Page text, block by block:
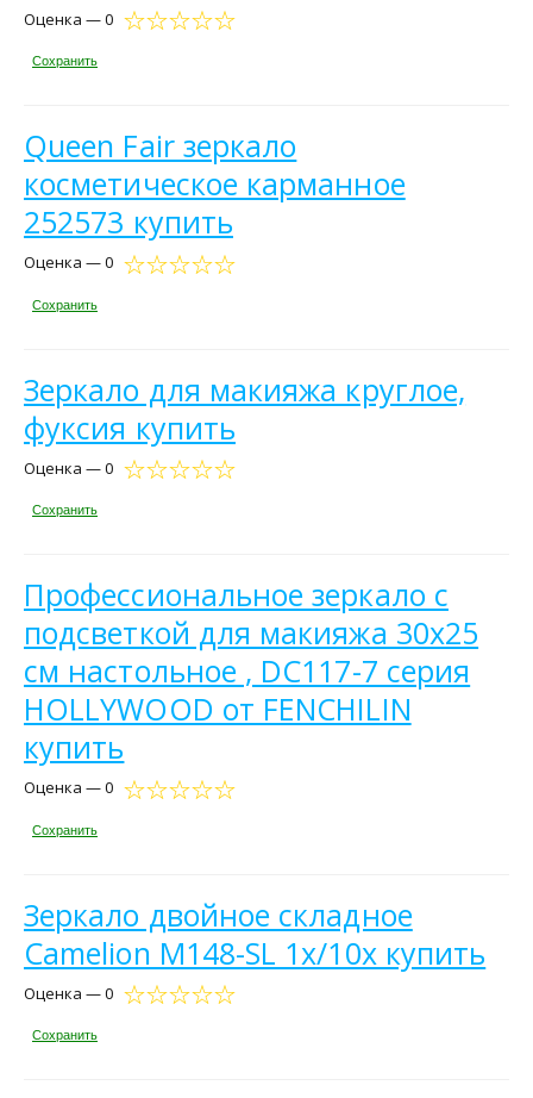
Оценка — 0
Сохранить
Queen Fair зеркало
косметическое карманное
252573 купить
Оценка — 0
Сохранить
Зеркало для макияжа круглое,
фуксия купить
Оценка — 0
Сохранить
Профессиональное зеркало c
подсветкой для макияжа 30х25
см настольное , DC117-7 серия
HOLLYWOOD от FENCHILIN
купить
Оценка — 0
Сохранить
Зеркало двойное складное
Camelion M148-SL 1х/10х купить
Оценка — 0
Сохранить